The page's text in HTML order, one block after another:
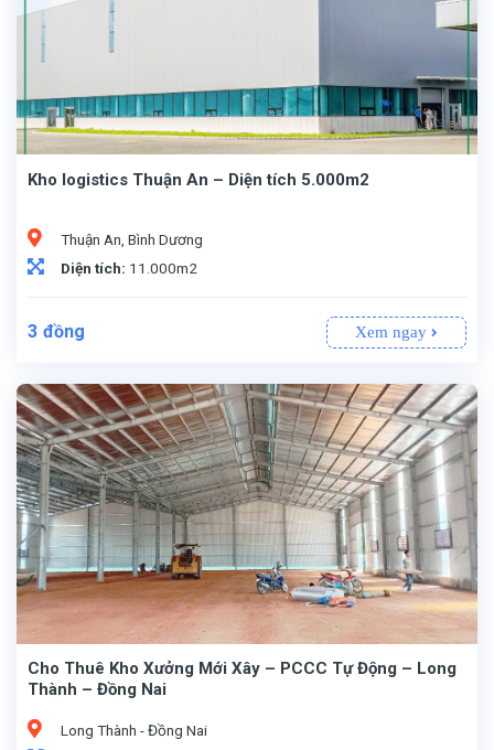
Kho logistics Thuận An – Diện tích 5.000m2
Thuận An, Bình Dương
Diện tích: 11.000m2
3 đồng Xem ngay
Cho Thuê Kho Xưởng Mới Xây – PCCC Tự Động – Long
Thành – Đồng Nai
Long Thành - Đồng Nai